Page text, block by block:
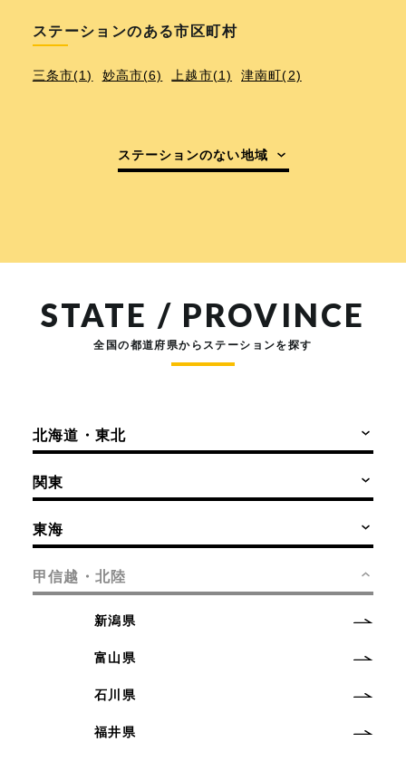
ステーションのある市区町村
三条市(1) 妙高市(6) 上越市(1) 津南町(2)
ステーションのない地域
STATE / PROVINCE
全国の都道府県からステーションを探す
北海道・東北
関東
東海
甲信越・北陸
新潟県
富山県
石川県
福井県